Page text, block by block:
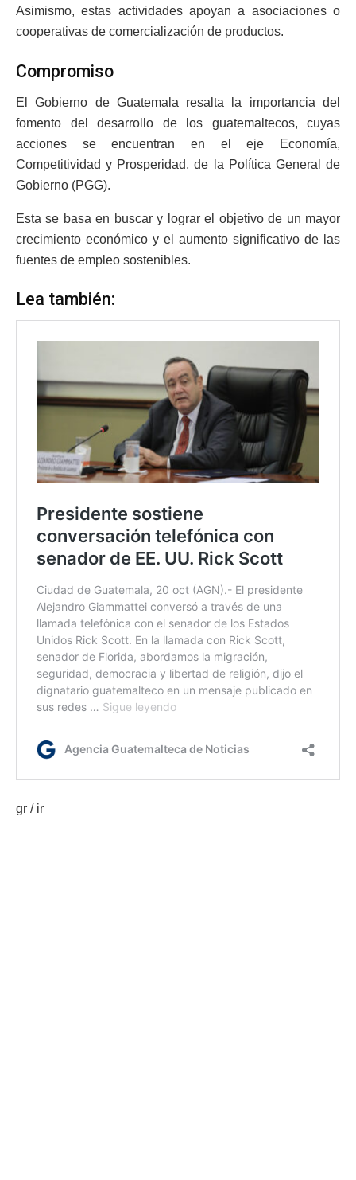
Asimismo, estas actividades apoyan a asociaciones o
cooperativas de comercialización de productos.
Compromiso
El Gobierno de Guatemala resalta la importancia del
fomento del desarrollo de los guatemaltecos, cuyas
acciones se encuentran en el eje Economía,
Competitividad y Prosperidad, de la Política General de
Gobierno (PGG).
Esta se basa en buscar y lograr el objetivo de un mayor
crecimiento económico y el aumento significativo de las
fuentes de empleo sostenibles.
Lea también:
gr / ir